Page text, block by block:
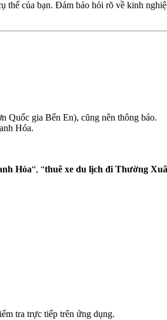
của bạn. Đảm bảo hỏi rõ về kinh
Quốc gia Bến En), cũng nên thông báo.
Hóa.
Hóa“, “thuê xe du lịch đi Thường
tra trực tiếp trên ứng dụng.